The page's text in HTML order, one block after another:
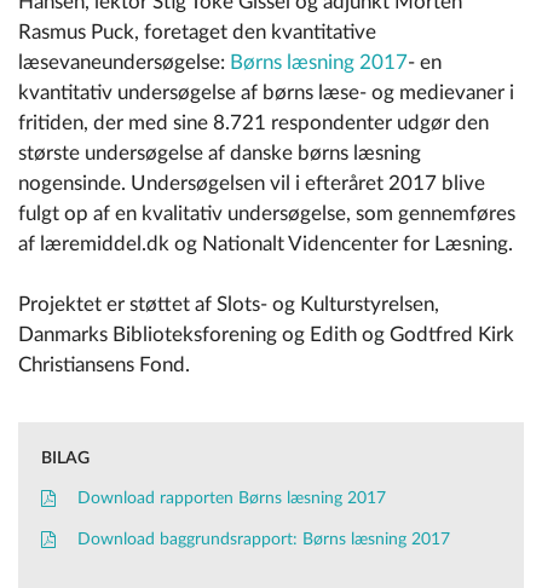
Rasmus Puck, foretaget den kvantitative
læsevaneundersøgelse: Børns læsning 2017- en
kvantitativ undersøgelse af børns læse- og medievaner i
fritiden, der med sine 8.721 respondenter udgør den
største undersøgelse af danske børns læsning
nogensinde. Undersøgelsen vil i efteråret 2017 blive
fulgt op af en kvalitativ undersøgelse, som gennemføres
af læremiddel.dk og Nationalt Videncenter for Læsning.
Projektet er støttet af Slots- og Kulturstyrelsen,
Danmarks Biblioteksforening og Edith og Godtfred Kirk
Christiansens Fond.
BILAG
Download rapporten Børns læsning 2017
Download baggrundsrapport: Børns læsning 2017